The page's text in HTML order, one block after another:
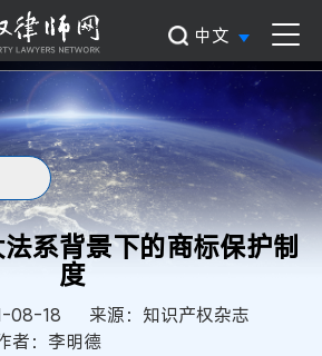
中文
系背景下的商标保护制
度
08-18
来源：知识产权杂志
者：李明德